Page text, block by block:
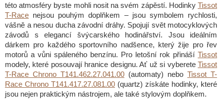
této atmosféry byste mohli nosit na svém zápěstí. Hodinky Tissot
T-Race nejsou pouhým doplňkem – jsou symbolem rychlosti,
vášně a nesou ducha závodní dráhy. Spojují svět motocyklových
závodů s elegancí švýcarského hodinářství. Jsou ideálním
dárkem pro každého sportovního nadšence, který žije pro řev
motorů a vůni spáleného benzínu. Pro letošní rok přináší Tissot
modely, které posouvají hranice designu. Ať už si vyberete Tissot
T-Race Chrono T141.462.27.041.00 (automaty) nebo Tissot T-
Race Chrono T141.417.27.081.00 (quartz) získáte hodinky, které
jsou nejen praktickým nástrojem, ale také stylovým doplňkem.